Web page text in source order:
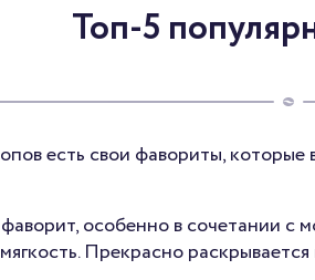
Топ-5
есть свои фавориты, которые
особенно в сочетании с
Прекрасно